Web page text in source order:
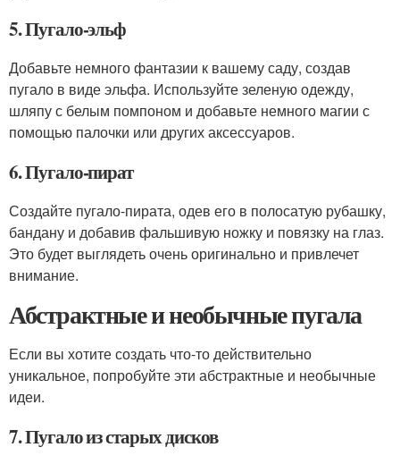
5. Пугало-эльф
Добавьте немного фантазии к вашему саду, создав
пугало в виде эльфа. Используйте зеленую одежду,
шляпу с белым помпоном и добавьте немного магии с
помощью палочки или других аксессуаров.
6. Пугало-пират
Создайте пугало-пирата, одев его в полосатую рубашку,
бандану и добавив фальшивую ножку и повязку на глаз.
Это будет выглядеть очень оригинально и привлечет
внимание.
Абстрактные и необычные пугала
Если вы хотите создать что-то действительно
уникальное, попробуйте эти абстрактные и необычные
идеи.
7. Пугало из старых дисков